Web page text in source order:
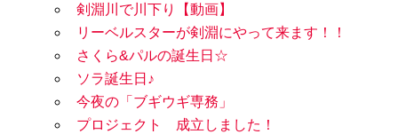
剣淵川で川下り【動画】
リーベルスターが剣淵にやって来ます！！
さくら&パルの誕生日☆
ソラ誕生日♪
今夜の「ブギウギ専務」
プロジェクト 成立しました！